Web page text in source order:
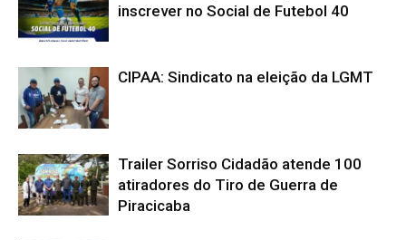
inscrever no Social de Futebol 40
CIPAA: Sindicato na eleição da LGMT
Trailer Sorriso Cidadão atende 100
atiradores do Tiro de Guerra de
Piracicaba